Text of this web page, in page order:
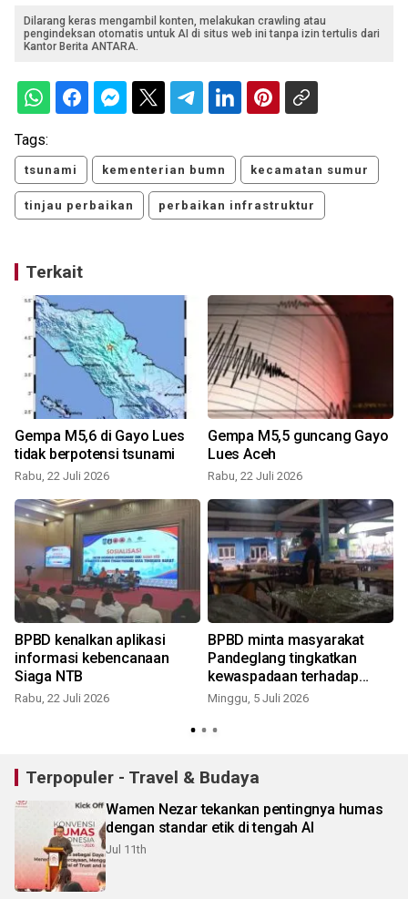
Dilarang keras mengambil konten, melakukan crawling atau
pengindeksan otomatis untuk AI di situs web ini tanpa izin tertulis dari
Kantor Berita ANTARA.
Tags:
tsunami kementerian bumn kecamatan sumur
tinjau perbaikan perbaikan infrastruktur
Terkait
Gempa M5,6 di Gayo Lues
tidak berpotensi tsunami
Rabu, 22 Juli 2026
Gempa M5,5 guncang Gayo
Lues Aceh
Rabu, 22 Juli 2026
BPBD kenalkan aplikasi
informasi kebencanaan
Siaga NTB
Rabu, 22 Juli 2026
BPBD minta masyarakat
Pandeglang tingkatkan
kewaspadaan terhadap
aktivitas Anak Krakatau
Minggu, 5 Juli 2026
Terpopuler - Travel & Budaya
Wamen Nezar tekankan pentingnya humas
dengan standar etik di tengah AI
Jul 11th